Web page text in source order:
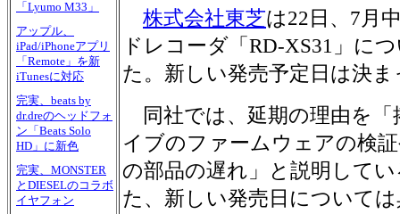
「Lyumo M33」
アップル、
iPad/iPhoneアプリ
「Remote」を新
iTunesに対応
完実、beats by
dr.dreのヘッドフォ
ン「Beats Solo
HD」に新色
完実、MONSTER
とDIESELのコラボ
イヤフォン
株式会社東芝は22日、7月
ドレコーダ「RD-XS31」に
た。新しい発売予定日は決
同社では、延期の理由を「
イブのファームウェアの検
の部品の遅れ」と説明して
た、新しい発売日について